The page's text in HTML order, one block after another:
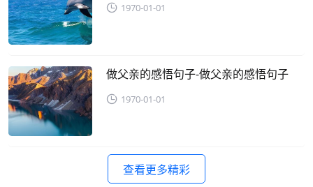
1970-01-01
做父亲的感悟句子-做父亲的感悟句子
1970-01-01
查看更多精彩